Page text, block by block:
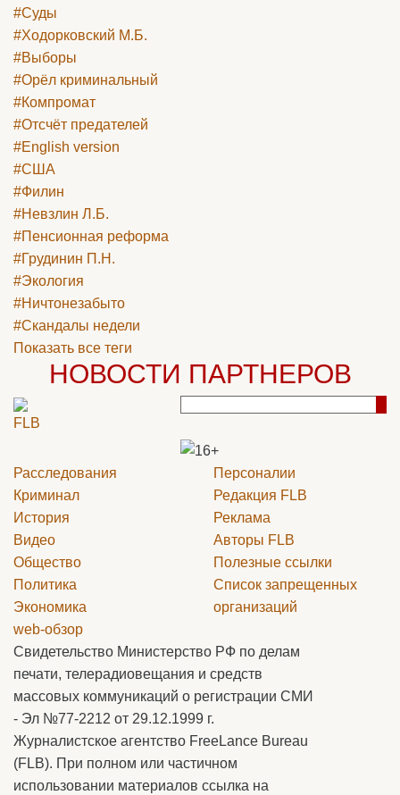
#Суды
#Ходорковский М.Б.
#Выборы
#Орёл криминальный
#Компромат
#Отсчёт предателей
#English version
#США
#Филин
#Невзлин Л.Б.
#Пенсионная реформа
#Грудинин П.Н.
#Экология
#Ничтонезабыто
#Скандалы недели
Показать все теги
НОВОСТИ ПАРТНЕРОВ
Расследования
Криминал
История
Видео
Общество
Политика
Экономика
web-обзор
Персоналии
Редакция FLB
Реклама
Авторы FLB
Полезные ссылки
Список запрещенных
организаций
Свидетельство Министерство РФ по делам
печати, телерадиовещания и средств
массовых коммуникаций о регистрации СМИ
- Эл №77-2212 от 29.12.1999 г.
Журналистское агентство FreeLance Bureau
(FLB). При полном или частичном
использовании материалов ссылка на